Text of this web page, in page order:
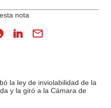
la ley de inviolabilidad de la
y la giró a la Cámara de